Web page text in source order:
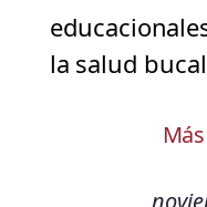
la salud